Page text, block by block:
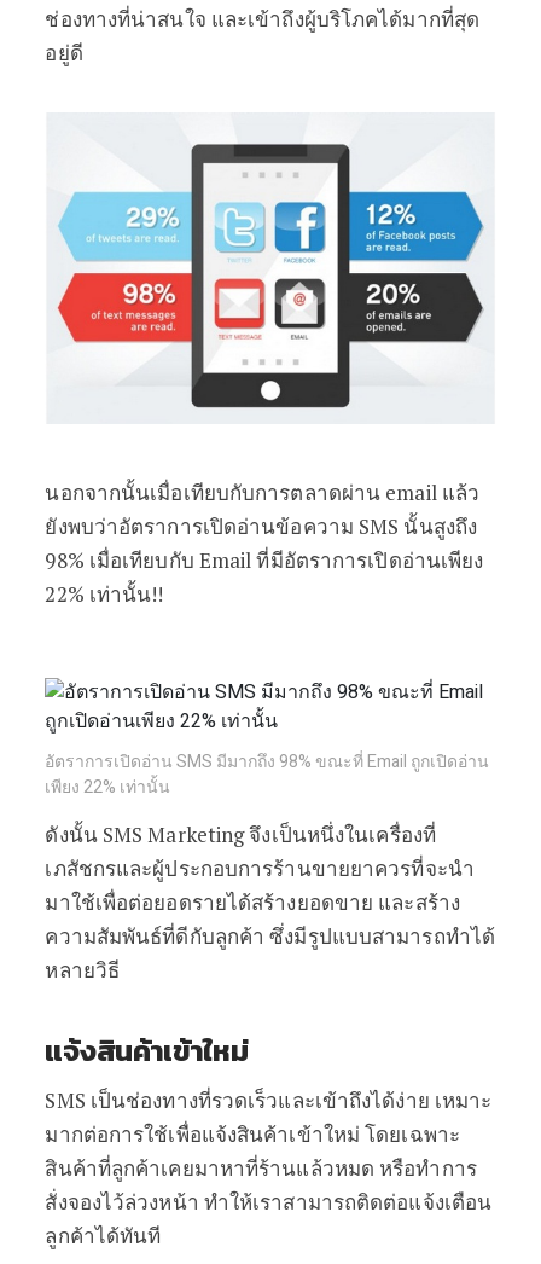
ช่องทางที่น่าสนใจ และเข้าถึงผู้บริโภคได้มากที่สุด
อยู่ดี
นอกจากนั้นเมื่อเทียบกับการตลาดผ่าน email แล้ว
ยังพบว่าอัตราการเปิดอ่านข้อความ SMS นั้นสูงถึง
98% เมื่อเทียบกับ Email ที่มีอัตราการเปิดอ่านเพียง
22% เท่านั้น!!
อัตราการเปิดอ่าน SMS มีมากถึง 98% ขณะที่ Email ถูกเปิดอ่าน
เพียง 22% เท่านั้น
ดังนั้น SMS Marketing จึงเป็นหนึ่งในเครื่องที่
เภสัชกรและผู้ประกอบการร้านขายยาควรที่จะนำ
มาใช้เพื่อต่อยอดรายได้สร้างยอดขาย และสร้าง
ความสัมพันธ์ที่ดีกับลูกค้า ซึ่งมีรูปแบบสามารถทำได้
หลายวิธี
แจ้งสินค้าเข้าใหม่
SMS เป็นช่องทางที่รวดเร็วและเข้าถึงได้ง่าย เหมาะ
มากต่อการใช้เพื่อแจ้งสินค้าเข้าใหม่ โดยเฉพาะ
สินค้าที่ลูกค้าเคยมาหาที่ร้านแล้วหมด หรือทำการ
สั่งจองไว้ล่วงหน้า ทำให้เราสามารถติดต่อแจ้งเตือน
ลูกค้าได้ทันที